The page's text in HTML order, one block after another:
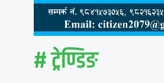
# ट्रेण्डिङ